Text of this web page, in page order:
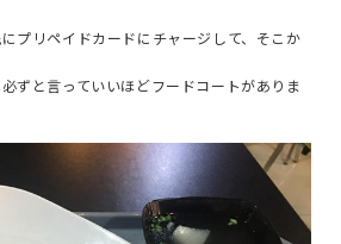
プリペイドカードにチャージして、そこか
ずと言っていいほどフードコートがありま